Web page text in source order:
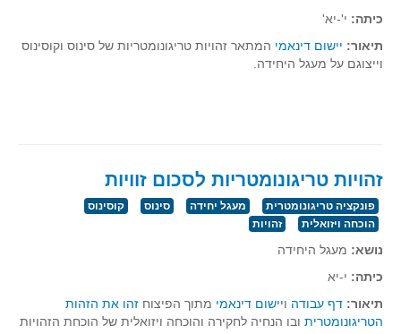
כתב עת על"ה - עלון למורי המתמטיקה
בואו נשחק מתמטיקה תשע"ח
בואו נשחק מתמטיקה תשע"ו
בואו נשחק מתמטיקה תשע"ז
בואו נשחק מתמטיקה תשע"ה
תרבומטיקה
כיתה: י'-יא'
תיאור: יישום דינאמי המתאר זהויות טריגונומטריות של סינוס וקוסינוס
וייצוגם על מעגל היחידה.
זהויות טריגונומטריות לסכום זוויות
פונקציה טריגונומטרית מעגל יחידה סינוס
קוסינוס
הוכחה ויזואלית
זהויות
נושא: מעגל היחידה
כיתה: י-יא
תיאור: דף עבודה ויישום דינאמי מתוך הפיצוח זהו את הזהות
הטריגונומטרית ובו הנחיה לחקירה והוכחה ויזואלית של הוכחת הזהויות